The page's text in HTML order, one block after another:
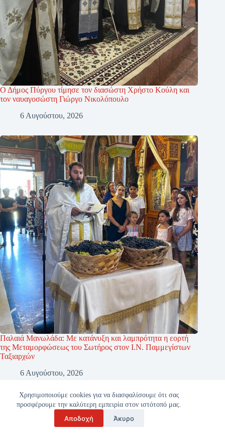
Χρησιμοποιούμε cookies για να διασφαλίσουμε ότι σας
προσφέρουμε την καλύτερη εμπειρία στον ιστότοπό μας.
Αποδοχή Άκυρο
Ο Δήμος Πύργου τίμησε τον διασώστη Χρήστο Κούλη και
τον ναυαγοσώστη Γιώργο Νικολόπουλο
6 Αυγούστου, 2026
Παλαιά Μανωλάδα: Με κατάνυξη και λαμπρότητα η εορτή
της Μεταμορφώσεως του Σωτήρος στον Ι.Ν. Παμμεγίστων
Ταξιαρχών
6 Αυγούστου, 2026